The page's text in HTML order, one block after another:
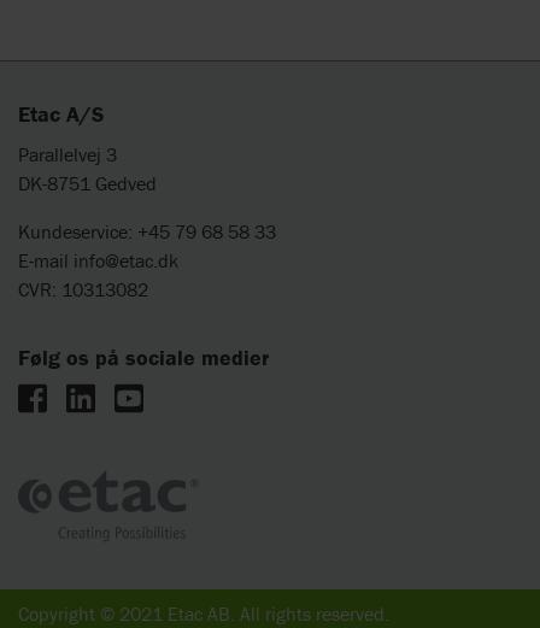
Etac A/S
Parallelvej 3
DK-8751 Gedved
Kundeservice: +45 79 68 58 33
E-mail info@etac.dk
CVR: 10313082
Følg os på sociale medier
Copyright © 2021 Etac AB. All rights reserved.